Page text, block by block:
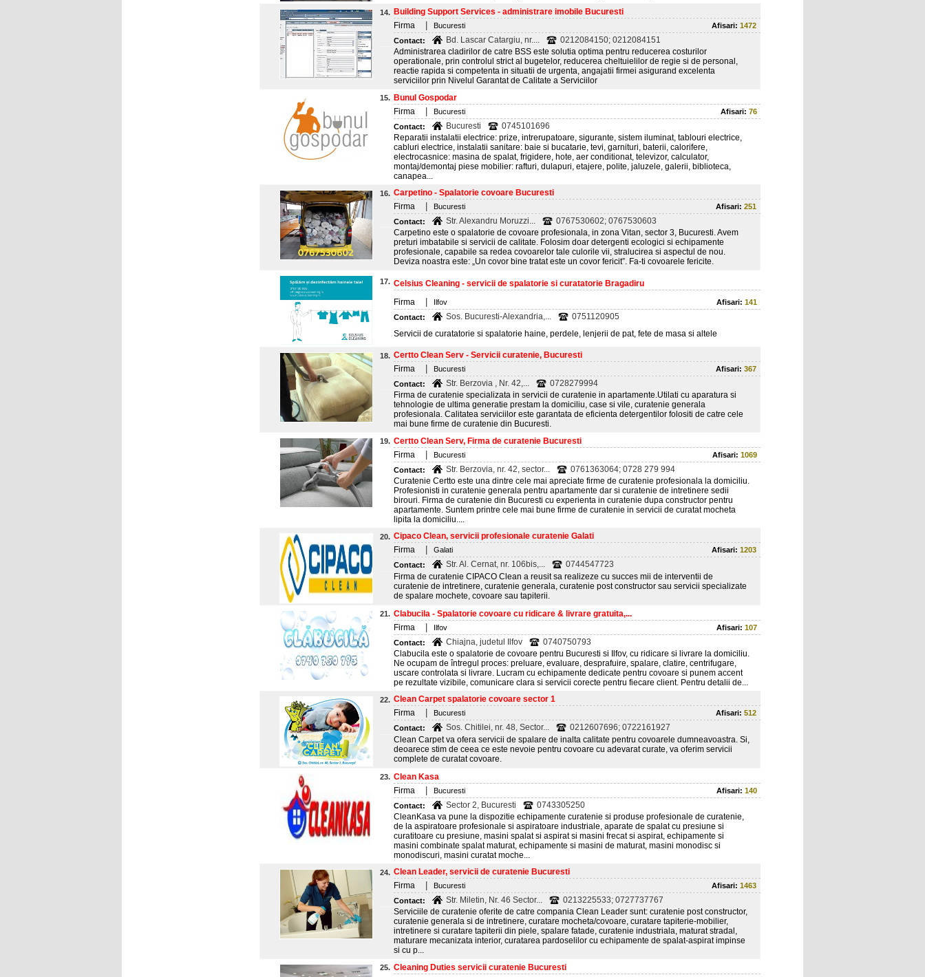
14. Building Support Services - administrare imobile Bucuresti
Firma
Bucuresti Afisari: 1472
Contact:
Bd. Lascar Catargiu, nr....
0212084150; 0212084151
Administrarea cladirilor de catre BSS este solutia optima pentru reducerea costurilor
operationale, prin controlul strict al bugetelor, reducerea cheltuielilor de regie si de personal,
reactie rapida si competenta in situatii de urgenta, angajatii firmei asigurand excelenta
serviciilor prin Nivelul Garantat de Calitate a Serviciilor
15. Bunul Gospodar
Firma
Bucuresti Afisari: 76
Contact:
Bucuresti
0745101696
Reparatii instalatii electrice: prize, intrerupatoare, sigurante, sistem iluminat, tablouri electrice,
cabluri electrice, instalatii sanitare: baie si bucatarie, tevi, garnituri, baterii, calorifere,
electrocasnice: masina de spalat, frigidere, hote, aer conditionat, televizor, calculator,
montaj/demontaj piese mobilier: rafturi, dulapuri, etajere, polite, jaluzele, galerii, biblioteca,
canapea...
16. Carpetino - Spalatorie covoare Bucuresti
Firma
Bucuresti Afisari: 251
Contact:
Str. Alexandru Moruzzi...
0767530602; 0767530603
Carpetino este o spalatorie de covoare profesionala, in zona Vitan, sector 3, Bucuresti. Avem
preturi imbatabile si servicii de calitate. Folosim doar detergenti ecologici si echipamente
profesionale, capabile sa redea covoarelor tale culorile vii, stralucirea si aspectul de nou.
Deviza noastra este: „Un covor bine tratat este un covor fericit”. Fa-ti covoarele fericite.
17. Celsius Cleaning - servicii de spalatorie si curatatorie Bragadiru
Firma
Ilfov Afisari: 141
Contact:
Sos. Bucuresti-Alexandria,...
0751120905
Servicii de curatatorie si spalatorie haine, perdele, lenjerii de pat, fete de masa si altele
18. Certto Clean Serv - Servicii curatenie, Bucuresti
Firma
Bucuresti Afisari: 367
Contact:
Str. Berzovia , Nr. 42,...
0728279994
Firma de curatenie specializata in servicii de curatenie in apartamente.Utilati cu aparatura si
tehnologie de ultima generatie prestam la domiciliu, case si vile, curatenie generala
profesionala. Calitatea serviciilor este garantata de eficienta detergentilor folositi de catre cele
mai bune firme de curatenie din Bucuresti.
19. Certto Clean Serv, Firma de curatenie Bucuresti
Firma
Bucuresti Afisari: 1069
Contact:
Str. Berzovia, nr. 42, sector...
0761363064; 0728 279 994
Curatenie Certto este una dintre cele mai apreciate firme de curatenie profesionala la domiciliu.
Profesionisti in curatenie generala pentru apartamente dar si curatenie de intretinere sedii
birouri. Firma de curatenie din Bucuresti cu experienta in curatenie dupa constructor pentru
apartamente. Suntem printre cele mai bune firme de curatenie in servicii de curatat mocheta
lipita la domiciliu....
20. Cipaco Clean, servicii profesionale curatenie Galati
Firma
Galati Afisari: 1203
Contact:
Str. Al. Cernat, nr. 106bis,...
0744547723
Firma de curatenie CIPACO Clean a reusit sa realizeze cu succes mii de interventii de
curatenie de intretinere, curatenie generala, curatenie post constructor sau servicii specializate
de spalare mochete, covoare sau tapiterii.
21. Clabucila - Spalatorie covoare cu ridicare & livrare gratuita,...
Firma
Ilfov Afisari: 107
Contact:
Chiajna, judetul Ilfov
0740750793
Clabucila este o spalatorie de covoare pentru Bucuresti si Ilfov, cu ridicare si livrare la domiciliu.
Ne ocupam de întregul proces: preluare, evaluare, desprafuire, spalare, clatire, centrifugare,
uscare controlata si livrare. Lucram cu echipamente dedicate pentru covoare si punem accent
pe rezultate vizibile, comunicare clara si servicii corecte pentru fiecare client. Pentru detalii de...
22. Clean Carpet spalatorie covoare sector 1
Firma
Bucuresti Afisari: 512
Contact:
Sos. Chitilei, nr. 48, Sector...
0212607696; 0722161927
Clean Carpet va ofera servicii de spalare de inalta calitate pentru covoarele dumneavoastra. Si,
deoarece stim de ceea ce este nevoie pentru covoare cu adevarat curate, va oferim servicii
complete de curatat covoare.
23. Clean Kasa
Firma
Bucuresti Afisari: 140
Contact:
Sector 2, Bucuresti
0743305250
CleanKasa va pune la dispozitie echipamente curatenie si produse profesionale de curatenie,
de la aspiratoare profesionale si aspiratoare industriale, aparate de spalat cu presiune si
curatitoare cu presiune, masini spalat si aspirat si masini frecat si aspirat, echipamente si
masini combinate spalat maturat, echipamente si masini de maturat, masini monodisc si
monodiscuri, masini curatat moche...
24. Clean Leader, servicii de curatenie Bucuresti
Firma
Bucuresti Afisari: 1463
Contact:
Str. Miletin, Nr. 46 Sector...
0213225533; 0727737767
Serviciile de curatenie oferite de catre compania Clean Leader sunt: curatenie post constructor,
curatenie generala si de intretinere, curatare mocheta/covoare, curatare tapiterie-mobilier,
intretinere si curatare tapiterii din piele, spalare fatade, curatenie industriala, maturat stradal,
maturare mecanizata interior, curatarea pardoselilor cu echipamente de spalat-aspirat impinse
si cu p...
25. Cleaning Duties servicii curatenie Bucuresti